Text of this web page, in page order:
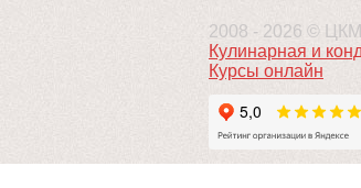
2008 - 2026 © ЦКМ
Кулинарная и
Курсы онлайн